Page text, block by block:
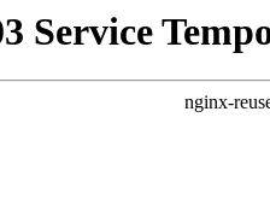
Service
nginx-